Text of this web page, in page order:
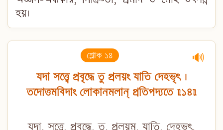
হয়।
শ্লোক ১৪ 🔊
যদা সত্ত্বে প্রবৃদ্ধে তু প্রলয়ং যাতি দেহভৃৎ ।
তদোত্তমবিদাং লোকানমলান্ প্রতিপদ্যতে ॥১৪॥
যদা, সত্ত্বে, প্রবৃদ্ধে, তু, প্রলয়ম্, যাতি, দেহভৃৎ,